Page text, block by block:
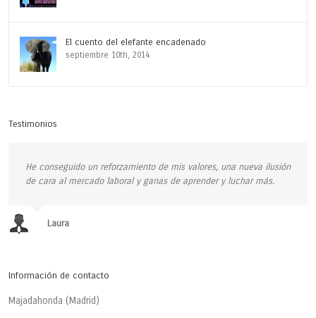
El cuento del elefante encadenado
septiembre 10th, 2014
Testimonios
He conseguido un reforzamiento de mis valores, una nueva ilusión
de cara al mercado laboral y ganas de aprender y luchar más.
Laura
Información de contacto
Majadahonda (Madrid)